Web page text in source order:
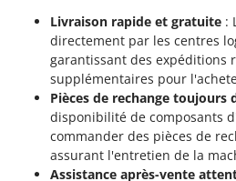
Livraison rapide et gratuite :
directement par les centres
garantissant des expéditions
supplémentaires pour
Pièces de rechange toujours
disponibilité de composants
commander des pièces de
assurant l'entretien de la
Assistance après-vente